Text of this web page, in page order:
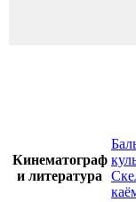
Кинематограф
и литература